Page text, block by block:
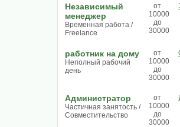
Независимый
менеджер
Временная работа /
Freelance
от
10000
до
30000
работник на дому
Неполный рабочий
день
от
10000
до
30000
Администратор
Частичная занятость /
Совместительство
от
10000
до
30000